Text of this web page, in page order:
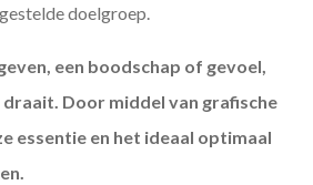
doelgroep.
een boodschap of gevoel,
Door middel van grafische
essentie en het ideaal optimaal